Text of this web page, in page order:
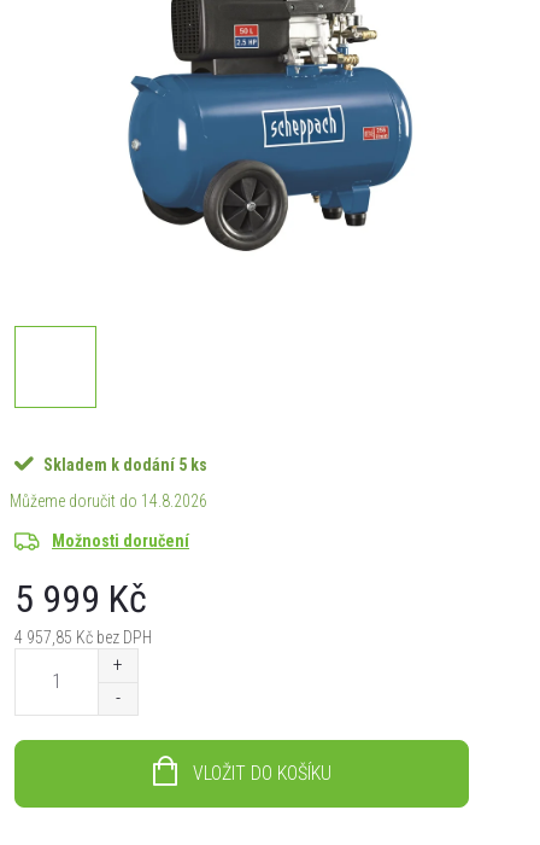
Skladem k dodání 5 ks
14.8.2026
Možnosti doručení
5 999 Kč
4 957,85 Kč bez DPH
VLOŽIT DO KOŠÍKU